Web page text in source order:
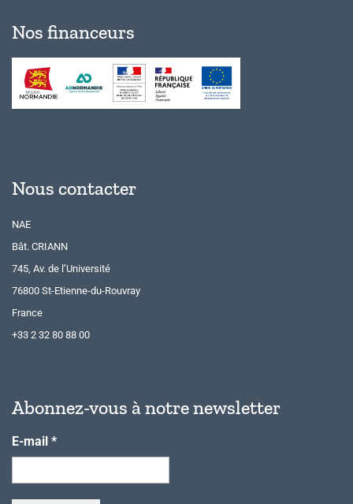
Nos financeurs
Nous contacter
NAE
Bât. CRIANN
745, Av. de l’Université
76800 St-Etienne-du-Rouvray
France
+33 2 32 80 88 00
Abonnez-vous à notre newsletter
E-mail *